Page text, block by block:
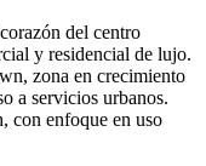
del centro
y residencial de lujo.
zona en crecimiento
a servicios urbanos.
con enfoque en uso